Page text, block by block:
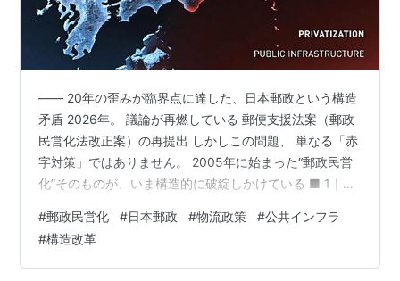
―― 20年の歪みが臨界点に達した、日本郵政という構造
矛盾 2026年。 議論が再燃している 郵便支援法案（郵政
民営化法改正案）の再提出 しかしこの問題、 単なる「赤
字対策」ではありません。 2005年に始まった“郵政民営
化”そのものが、いま構造的に破綻しかけている ■ 1｜す
は、原点に戻る必要があります。 ■ 郵政民営化の本質
2005年、小泉政権は 郵政民営化を断行しました。 その
狙いは明確です。 ・巨大金融資産（郵貯・簡保）の市場
#郵政民営化 #日本郵政 #物流政策 #公共インフラ
#構造改革